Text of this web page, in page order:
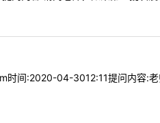
间:2020-04-3012:11提问内容: